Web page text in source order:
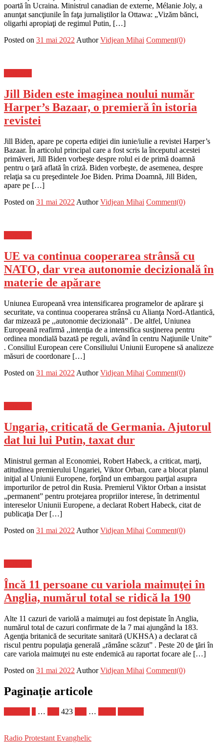
poartă în Ucraina. Ministrul canadian de externe, Mélanie Joly, a
anunţat sancţiunile în faţa jurnaliştilor la Ottawa: „Vizăm bănci,
oligarhi apropiaţi de regimul Putin, […]
Posted on 31 mai 2022 Author Vidjean Mihai Comment(0)
Jill Biden este imaginea noului număr
Harper’s Bazaar, o premieră în istoria
revistei
Jill Biden, apare pe coperta ediţiei din iunie/iulie a revistei Harper’s
Bazaar. În articolul principal care a fost scris la începutul acestei
primăveri, Jill Biden vorbeşte despre rolul ei de primă doamnă
pentru o ţară aflată în criză. Biden vorbeşte, de asemenea, despre
relaţia sa cu preşedintele Joe Biden. Prima Doamnă, Jill Biden,
apare pe […]
Posted on 31 mai 2022 Author Vidjean Mihai Comment(0)
UE va continua cooperarea strânsă cu
NATO, dar vrea autonomie decizională în
materie de apărare
Uniunea Europeană vrea intensificarea programelor de apărare şi
securitate, va continua cooperarea strânsă cu Alianţa Nord-Atlantică,
dar mizează pe ,,autonomie decizională” . De altfel, Uniunea
Europeană reafirmă ,,intenţia de a intensifica susţinerea pentru
ordinea mondială bazată pe reguli, având în centru Naţiunile Unite”
. Consiliul European cere Consiliului Uniunii Europene să analizeze
măsuri de coordonare […]
Posted on 31 mai 2022 Author Vidjean Mihai Comment(0)
Ungaria, criticată de Germania. Ajutorul
dat lui lui Putin, taxat dur
Ministrul german al Economiei, Robert Habeck, a criticat, marţi,
atitudinea premierului Ungariei, Viktor Orban, care a blocat planul
iniţial al Uniunii Europene, forţând un embargou parţial asupra
importurilor de petrol din Rusia. Premierul Viktor Orban a insistat
„permanent” pentru protejarea propriilor interese, în detrimentul
intereselor Uniunii Europene, a declarat Robert Habeck, citat de
publicaţia Der […]
Posted on 31 mai 2022 Author Vidjean Mihai Comment(0)
Încă 11 persoane cu variola maimuţei în
Anglia, numărul total se ridică la 190
Alte 11 cazuri de variolă a maimuţei au fost depistate în Anglia,
numărul total de cazuri confirmate de la 7 mai ajungând la 183.
Agenţia britanică de securitate sanitară (UKHSA) a declarat că
riscul pentru populaţia generală „rămâne scăzut” . Peste 20 de ţări în
care variola maimuţei nu este endemică au raportat focare ale […]
Posted on 31 mai 2022 Author Vidjean Mihai Comment(0)
Paginație articole
… 423 …
Radio Protestant Evanghelic